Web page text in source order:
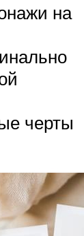
на
черты